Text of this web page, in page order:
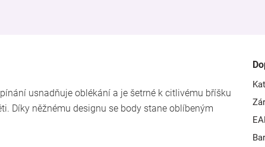
usnadňuje oblékání a je šetrné k citlivému bříšku
Díky něžnému designu se body stane oblíbeným